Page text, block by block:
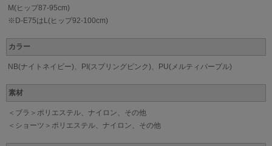
M(ヒップ87-95cm)
※D-E75はL(ヒップ92-100cm)
カラー
NB(ナイトネイビー)、PI(スプリングピンク)、PU(メルティパープル)
素材
＜ブラ＞ポリエステル、ナイロン、その他
＜ショーツ＞ポリエステル、ナイロン、その他